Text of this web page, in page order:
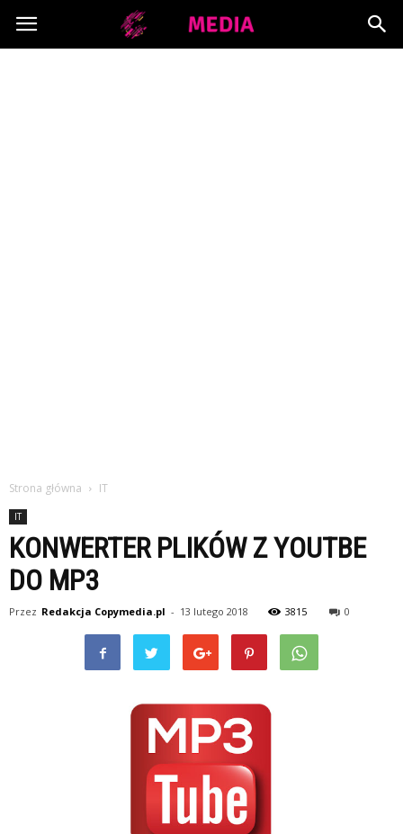
Copymedia.pl
Strona główna IT
IT
KONWERTER PLIKÓW Z YOUTBE
DO MP3
Przez Redakcja Copymedia.pl - 13 lutego 2018 3815 0